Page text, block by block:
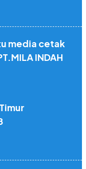
media cetak
INDAH